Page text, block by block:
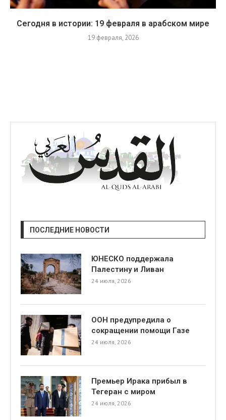
Сегодня в истории: 19 февраля в арабском мире
19 февраля, 2026
ПОСЛЕДНИЕ НОВОСТИ
ЮНЕСКО поддержала
Палестину и Ливан
24 июля, 2026
ООН предупредила о
сокращении помощи Газе
24 июля, 2026
Премьер Ирака прибыл в
Тегеран с миром
24 июля, 2026